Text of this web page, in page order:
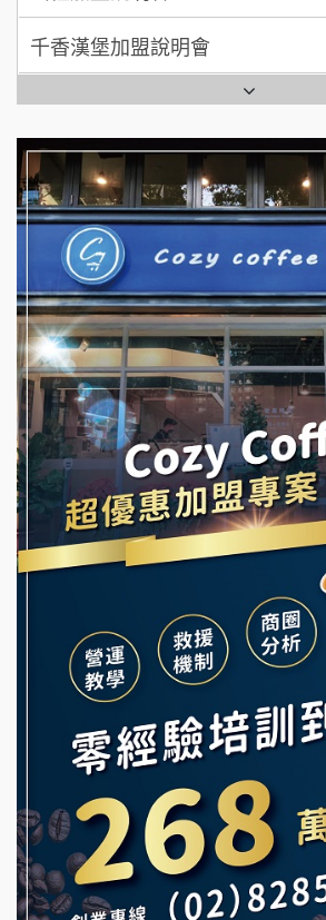
全家加盟說明會
台灣G湯加盟說明會
彭富貴加盟說明會
NU PASTA義大利麵加盟說明會
潮鍋癮加盟說明會
蓁伙烤倆吃加盟說明會
霏等茶加盟說明會
早安山丘加盟說明會
冰封仙果加盟說明會
Ramble Café 漫步藍咖啡加盟說
微風亭鐵板燒加盟說明會
鮮茶道加盟說明會
【曉妍美妝】誠徵行政櫃檯
自助洗衣店誠徵代洗收送人員(台
MUSHEN徵SPA美容芳療師
日十。早午食加盟說明會
七盞茶加盟說明會
拉亞漢堡加盟說明會
杜芳子古味茶鋪加盟說明會
優握握×酸奶大獅加盟說明會
冬城門加盟說明會
拾鑶火鍋加盟說明會
阿性情趣無人販售所加盟明會
龍涎居好湯加盟說明會
舒油頭加盟說明會
韓金量加盟說明會
Mr.Wish加盟說明會
白鬍泡泡 BOHO POPO加盟說明
雞咕雞咕加盟說明會
TEA TOP加盟說明會
珍好味臭臭鍋加盟說明會